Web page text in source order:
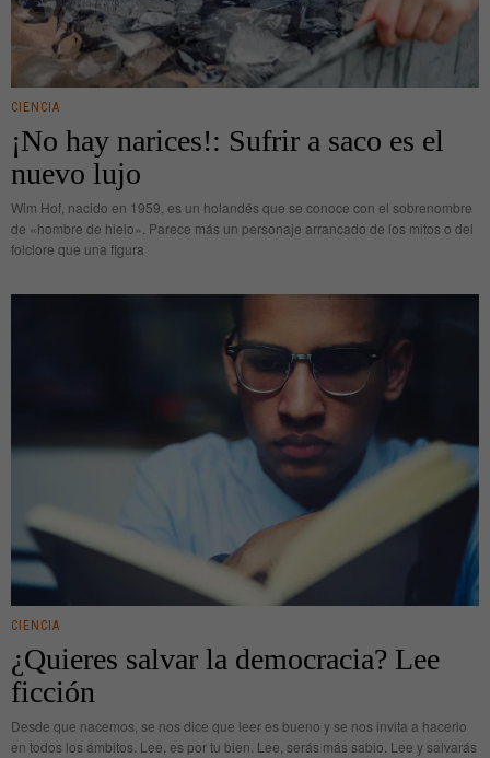
CIENCIA
¡No hay narices!: Sufrir a saco es el
nuevo lujo
Wim Hof, nacido en 1959, es un holandés que se conoce con el sobrenombre
de «hombre de hielo». Parece más un personaje arrancado de los mitos o del
folclore que una figura
CIENCIA
¿Quieres salvar la democracia? Lee
ficción
Desde que nacemos, se nos dice que leer es bueno y se nos invita a hacerlo
en todos los ámbitos. Lee, es por tu bien. Lee, serás más sabio. Lee y salvarás